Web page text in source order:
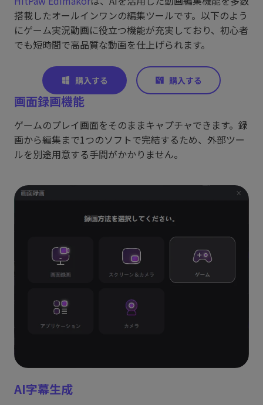
搭載したオールインワンの編集ツールです。以下のよう
にゲーム実況動画に役立つ機能が充実しており、初心者
でも短時間で高品質な動画を仕上げられます。
画面録画機能
ゲームのプレイ画面をそのままキャプチャできます。録
画から編集まで1つのソフトで完結するため、外部ツー
ルを別途用意する手間がかかりません。
AI字幕生成